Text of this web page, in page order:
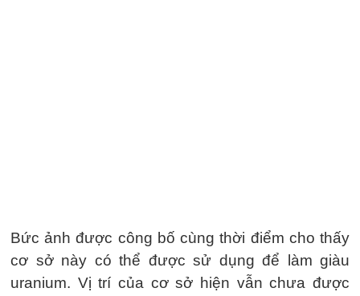
Bức ảnh được công bố cùng thời điểm cho thấy
cơ sở này có thể được sử dụng để làm giàu
uranium. Vị trí của cơ sở hiện vẫn chưa được